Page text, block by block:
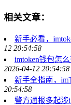
相关文章：
新手必看，
12 20:54:58
imtoken钱包怎
2026-04-12 20:54:58
新手全指南，
20:54:58
警方通报多起涉